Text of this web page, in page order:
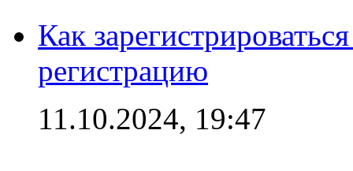
Как
регистрацию
11.10.2024, 19:47